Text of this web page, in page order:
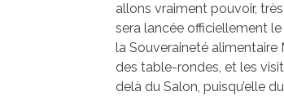
allons vraiment pouvoir,
sera lancée officiellement
la Souveraineté alimentaire
des table-rondes, et les
delà du Salon, puisqu’elle